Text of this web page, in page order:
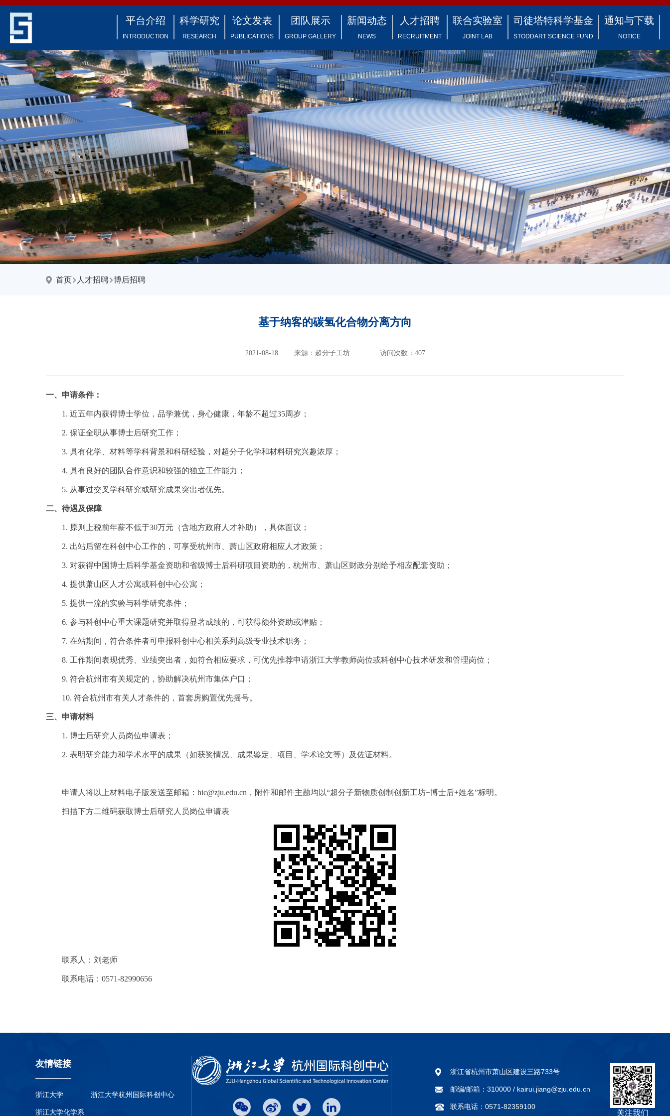
平台介绍
INTRODUCTION
平台简介
科学装置
科学研究
RESEARCH
科研进展
研究方向
论文发表
PUBLICATIONS
封面文章
论文发表
团队展示
GROUP GALLERY
教师队伍
研究人员
行政团队
新闻动态
NEWS
新闻动态
人才招聘
RECRUITMENT
人才计划
博后招聘
联合实验室
JOINT LAB
企业联合实验室
国际联合实验室
司徒塔特科学基金
STODDART SCIENCE FUND
基金简介
司徒塔特教授纪念专栏
通知与下载
NOTICE
重要通知
制度发布
综合办事
实验安全
常用下载
首页 人才招聘 博后招聘
基于纳客的碳氢化合物分离方向
2021-08-18 来源：超分子工坊 访问次数： 407
一、申请条件：
1. 近五年内获得博士学位，品学兼优，身心健康，年龄不超过35周岁；
2. 保证全职从事博士后研究工作；
3. 具有化学、材料等学科背景和科研经验，对超分子化学和材料研究兴趣浓厚；
4. 具有良好的团队合作意识和较强的独立工作能力；
5. 从事过交叉学科研究或研究成果突出者优先。
二、待遇及保障
1. 原则上税前年薪不低于30万元（含地方政府人才补助），具体面议；
2. 出站后留在科创中心工作的，可享受杭州市、萧山区政府相应人才政策；
3. 对获得中国博士后科学基金资助和省级博士后科研项目资助的，杭州市、萧山区财政分别给予相应配套资助；
4. 提供萧山区人才公寓或科创中心公寓；
5. 提供一流的实验与科学研究条件；
6. 参与科创中心重大课题研究并取得显著成绩的，可获得额外资助或津贴；
7. 在站期间，符合条件者可申报科创中心相关系列高级专业技术职务；
8. 工作期间表现优秀、业绩突出者，如符合相应要求，可优先推荐申请浙江大学教师岗位或科创中心技术研发和管理岗位；
9. 符合杭州市有关规定的，协助解决杭州市集体户口；
10. 符合杭州市有关人才条件的，首套房购置优先摇号。
三、申请材料
1. 博士后研究人员岗位申请表；
2. 表明研究能力和学术水平的成果（如获奖情况、成果鉴定、项目、学术论文等）及佐证材料。
申请人将以上材料电子版发送至邮箱：hic@zju.edu.cn，附件和邮件主题均以“超分子新物质创制创新工坊+博士后+姓名”标明。
扫描下方二维码获取博士后研究人员岗位申请表
联系人：刘老师
联系电话：0571-82990656
友情链接
浙江大学 浙江大学杭州国际科创中心
浙江大学化学系
浙江省杭州市萧山区建设三路733号
邮编/邮箱： 310000 / kairui.jiang@zju.edu.cn
联系电话： 0571-82359100
关注我们